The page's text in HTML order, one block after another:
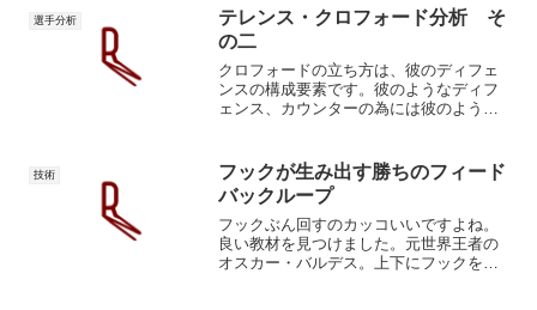
るスタイルだったので今のように打たれ
るってことはほとんどあり...
選手分析
テレンス・クロフォード分析 そ
の二
クロフォードの立ち方は、彼のディフェ
ンスの構成要素です。彼のようなディフ
ェンス、カウンターの為には彼のように
スポーであるなら、クロフォードのよう
なスタンスは、相手がオー...
技術
フックが生み出す勝ちのフィード
バックループ
フックぶん回すのカッコいいですよね。
良い教材を見つけました。元世界王者の
オスカー・バルデス。上下にフックを振